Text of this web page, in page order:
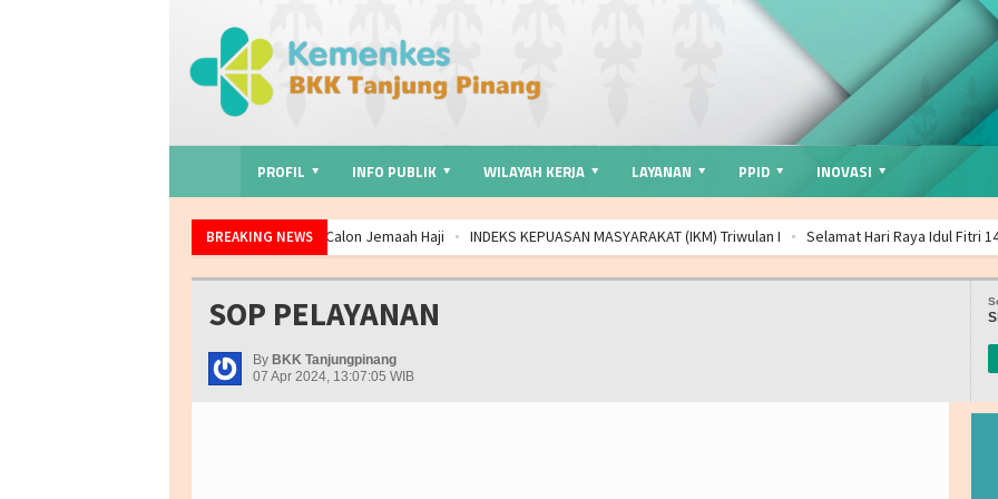
PROFIL INFO PUBLIK WILAYAH KERJA LAYANAN PPID INOVASI
BREAKING NEWS
Kawal Kesehatan Calon Jemaah Haji INDEKS KEPUASAN MASYARAKAT (IKM) Triwulan I Selamat Hari Raya Idul Fitri 1447 Mudik
Perkuat Ketahanan Kesehatan,
Memperingati Bulan K3 Nasional Tahun 2026
INDEKS KEPUASAN MASYARAKAT (IKM) Triwulan IV FREE : Focus Reliable Expert
SOP PELAYANAN
By BKK Tanjungpinang
07 Apr 2024, 13:07:05 WIB